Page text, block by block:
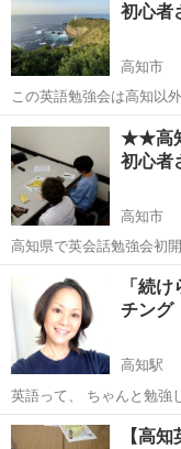
初心者
高知市
この英語勉強会は高知以
各地で開催されています。 私たち英会話クラブは全国各地で英会
強会を開催しております
いう目標を持っている方
高知 高知市 英会話
★★高
初心者
高知市
高知県で英会話勉強会初開催です！ この英語勉強
内、神奈川県の横浜や埼玉
内容(二時間)
英会話
「続
チング
高知駅
英語って、 ちゃんと勉強
ですよね。 英会話教室に通ったり アプリで勉強したり 単語や文法を
高知 高知市 高知
【高